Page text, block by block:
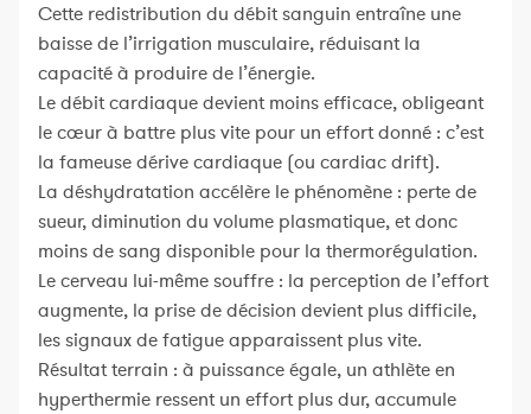
Cette redistribution du débit sanguin entraîne une
baisse de l’irrigation musculaire, réduisant la
capacité à produire de l’énergie.
Le débit cardiaque devient moins efficace, obligeant
le cœur à battre plus vite pour un effort donné : c’est
la fameuse dérive cardiaque (ou cardiac drift).
La déshydratation accélère le phénomène : perte de
sueur, diminution du volume plasmatique, et donc
moins de sang disponible pour la thermorégulation.
Le cerveau lui-même souffre : la perception de l’effort
augmente, la prise de décision devient plus difficile,
les signaux de fatigue apparaissent plus vite.
Résultat terrain : à puissance égale, un athlète en
hyperthermie ressent un effort plus dur, accumule